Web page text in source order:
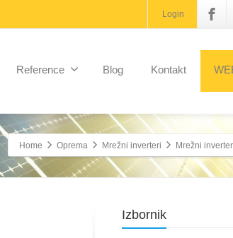
Login
Reference Blog Kontakt
Home Oprema Mrežni inverteri Mrežni
Izbornik